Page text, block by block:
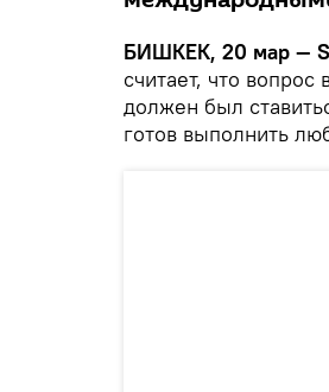
БИШКЕК, 20 мар —
считает, что
должен был
готов выполнить